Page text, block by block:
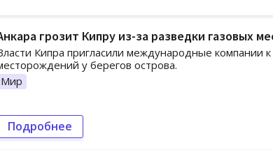
грозит Кипру из-за разведки газовых
Кипра пригласили международные компании
у берегов острова.
Мир
Подробнее